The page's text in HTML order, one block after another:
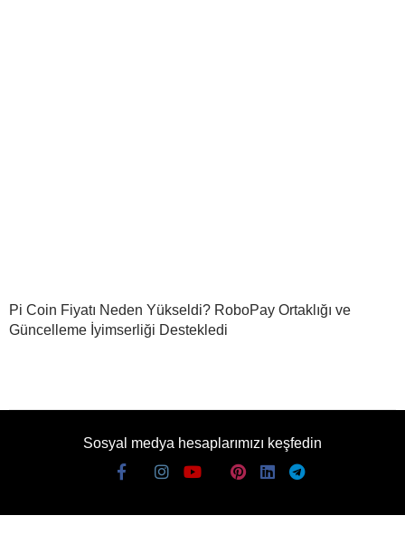
Pi Coin Fiyatı Neden Yükseldi? RoboPay Ortaklığı ve
Güncelleme İyimserliği Destekledi
Sosyal medya hesaplarımızı keşfedin